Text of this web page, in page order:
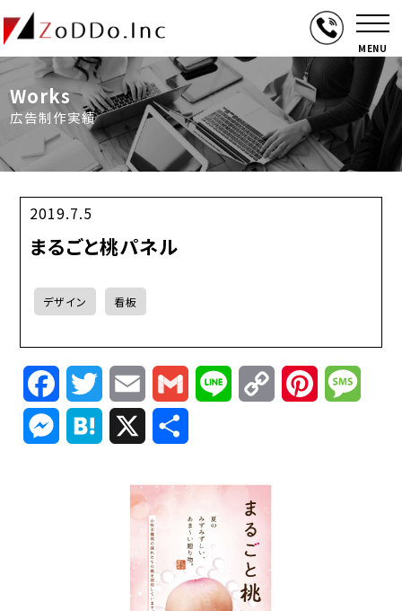
MENU
Works
広告制作実績
2019.7.5
まるごと桃パネル
デザイン 看板
FacebookTwitterEmail Gmail Line
Copy
Link
Pinterest
Messenger
Hatena